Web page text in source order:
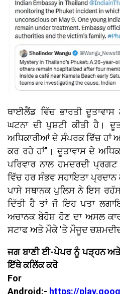
ਥਾਈਲੈਂਡ ਵਿੱਚ ਭਾਰਤੀ
ਘਟਨਾ ਦੀ ਪੁਸ਼ਟੀ ਕੀਤੀ ਹੈ।
ਅਧਿਕਾਰੀਆਂ ਦੇ ਸੰਪਰਕ ਵਿੱਚ ਹਾਂ
ਕਰ ਰਹੇ ਹਾਂ"। ਦੂਤਾਵਾਸ ਦੇ
ਪਰਿਵਾਰ ਨਾਲ ਹਮਦਰਦੀ
ਵਿੱਚ ਹਰ ਸੰਭਵ ਸਹਾਇਤਾ ਪ੍ਰਦਾਨ
ਪਾਸੇ ਸਥਾਨਕ ਪੁਲਿਸ ਨੇ ਇਸ
ਦਿੱਤੀ ਹੈ ਤਾਂ ਜੋ ਇਹ ਪਤਾ
ਅਚਾਨਕ ਬੇਹੋਸ਼ ਹੋਣ ਦਾ ਅਸਲ
ਸਟਾਫ ਅਤੇ ਮੌਕੇ 'ਤੇ ਮੌਜੂਦ
ਜਗ ਬਾਣੀ ਈ-ਪੇਪਰ ਨੂੰ ਪੜ੍ਹਨ
ਇੱਥੇ ਕਲਿੱਕ ਕਰੋ
For
Android:- https://